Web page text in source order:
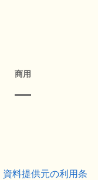
商用
資料提供元の利用条